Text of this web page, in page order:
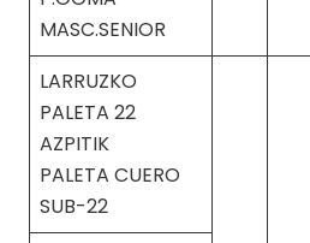
MASC.SENIOR
LARRUZKO
PALETA 22
AZPITIK
PALETA CUERO
SUB-22